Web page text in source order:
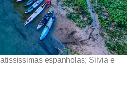
espanholas; Silvia e